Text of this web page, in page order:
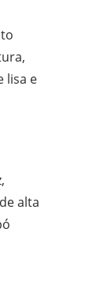
lisa e
alta